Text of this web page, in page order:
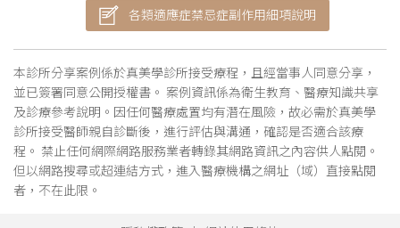
各類適應症禁忌症副作用細項說明
本診所分享案例係於真美學診所接受療程，且經當事人同意分享，
並已簽署同意公開授權書。 案例資訊係為衛生教育、醫療知識共享
及診療參考說明。因任何醫療處置均有潛在風險，故必需於真美學
診所接受醫師親自診斷後，進行評估與溝通，確認是否適合該療
程。 禁止任何網際網路服務業者轉錄其網路資訊之內容供人點閱。
但以網路搜尋或超連結方式，進入醫療機構之網址（域）直接點閱
者，不在此限。